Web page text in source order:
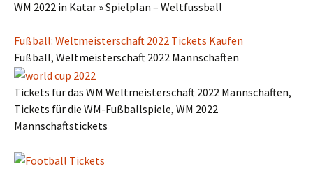
WM 2022 in Katar » Spielplan – Weltfussball
Fußball: Weltmeisterschaft 2022 Tickets Kaufen
Fußball, Weltmeisterschaft 2022 Mannschaften
Tickets für das WM Weltmeisterschaft 2022 Mannschaften,
Tickets für die WM-Fußballspiele, WM 2022
Mannschaftstickets